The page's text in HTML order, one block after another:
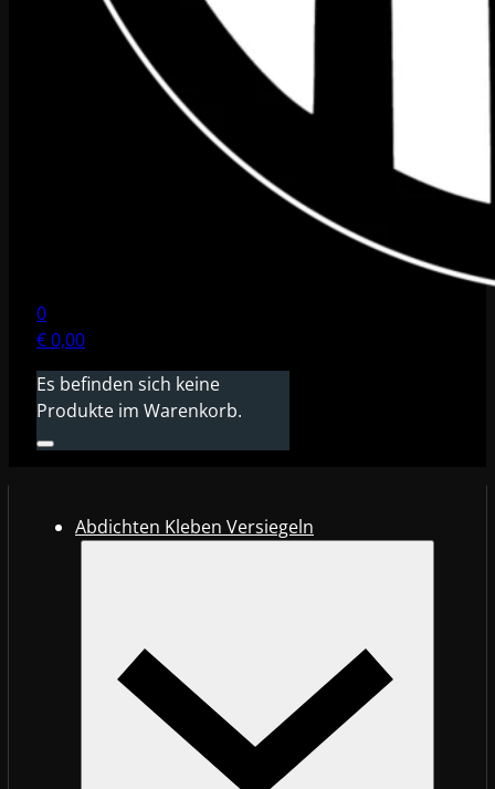
0
€0,00
Es befinden sich keine
Produkte im Warenkorb.
Abdichten Kleben Versiegeln